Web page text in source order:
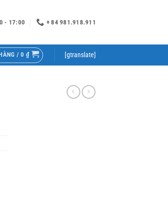
- 17:00 + 84 981.918.911
/ 0 ₫ [gtranslate]